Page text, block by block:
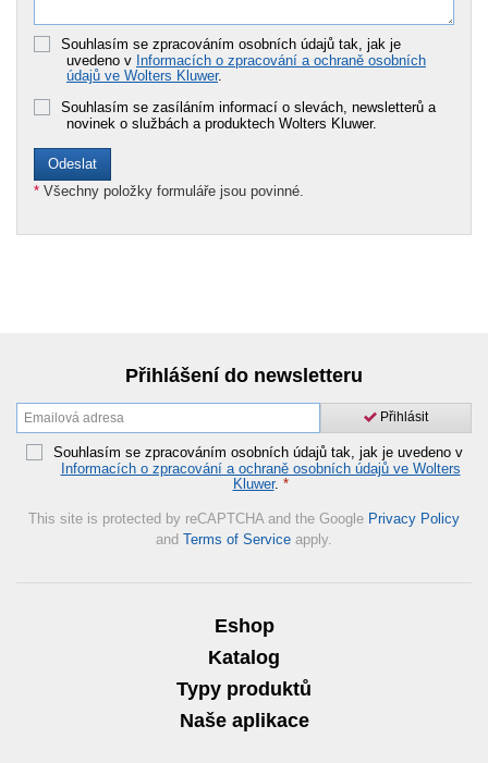
Souhlasím se zpracováním osobních údajů tak, jak je
uvedeno v Informacích o zpracování a ochraně osobních
údajů ve Wolters Kluwer.
Souhlasím se zasíláním informací o slevách, newsletterů a
novinek o službách a produktech Wolters Kluwer.
* Všechny položky formuláře jsou povinné.
Přihlášení do newsletteru
Přihlásit
Souhlasím se zpracováním osobních údajů tak, jak je uvedeno v
Informacích o zpracování a ochraně osobních údajů ve Wolters
Kluwer. *
This site is protected by reCAPTCHA and the Google Privacy Policy
and Terms of Service apply.
Eshop
Katalog
Typy produktů
Naše aplikace